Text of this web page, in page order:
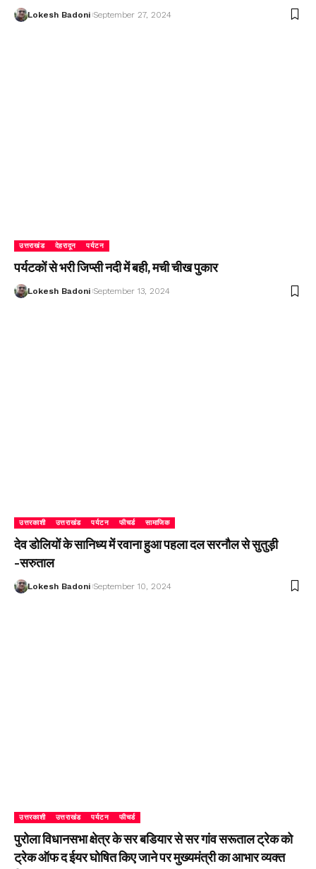
Lokesh Badoni September 27, 2024
उत्तराखंड देहरादून पर्यटन
पर्यटकों से भरी जिप्सी नदी में बही, मची चीख पुकार
Lokesh Badoni September 13, 2024
उत्तरकाशी उत्तराखंड पर्यटन फीचर्ड सामाजिक
देव डोलियों के सानिध्य में रवाना हुआ पहला दल सरनौल से सुतुड़ी
-सरुताल
Lokesh Badoni September 10, 2024
उत्तरकाशी उत्तराखंड पर्यटन फीचर्ड
पुरोला विधानसभा क्षेत्र के सर बडियार से सर गांव सरूताल ट्रेक को
ट्रेक ऑफ द ईयर घोषित किए जाने पर मुख्यमंत्री का आभार व्यक्त